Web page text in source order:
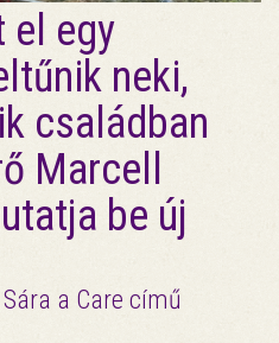
el egy
neki,
családban
Marcell
be új
a Care című